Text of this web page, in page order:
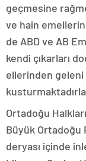
geçmesine
ve hain
de ABD ve AB
kendi çıkarları
ellerinden geleni
Ortadoğu
Büyük Ortadoğu
deryası içinde